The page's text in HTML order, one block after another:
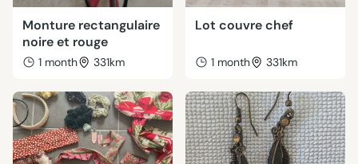
Monture rectangulaire
noire et rouge
1 month 331km
Lot couvre chef
1 month 331km